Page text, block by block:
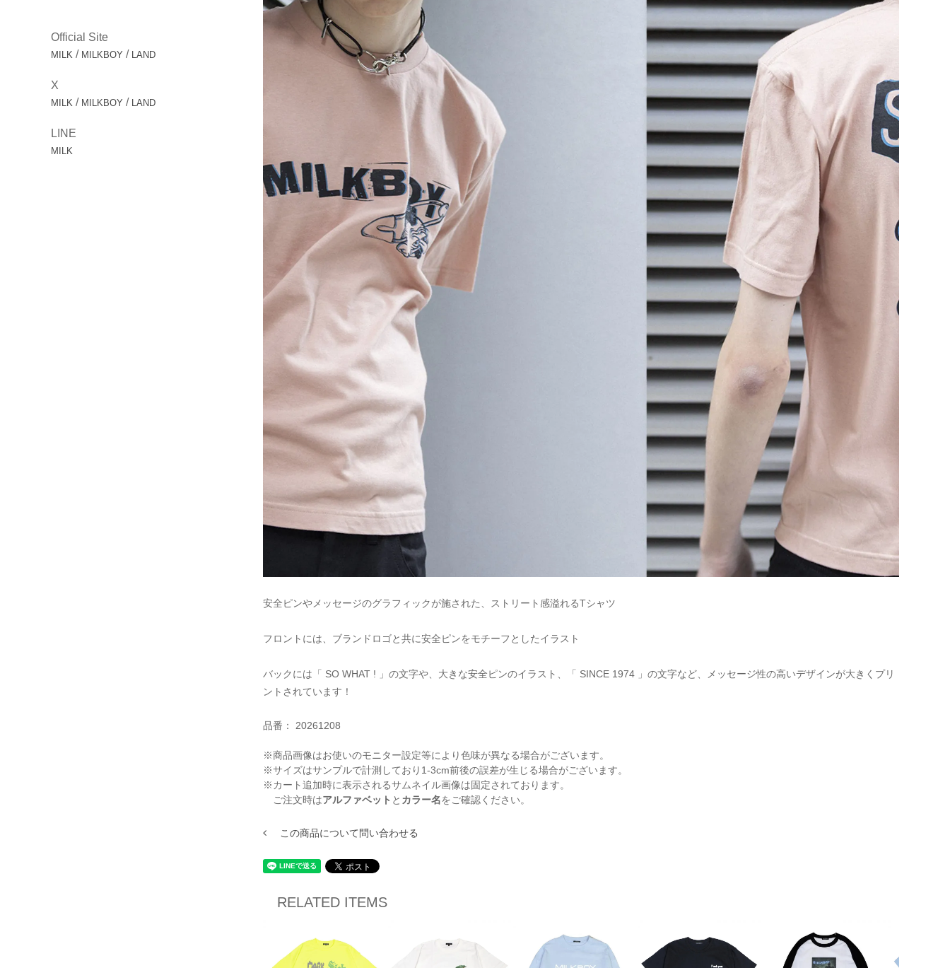
Official Site
MILK / MILKBOY / LAND
X
MILK / MILKBOY / LAND
LINE
MILK
安全ピンやメッセージのグラフィックが施された、ストリート感溢れるTシャツ
フロントには、ブランドロゴと共に安全ピンをモチーフとしたイラスト
バックには「 SO WHAT ! 」の文字や、大きな安全ピンのイラスト、「 SINCE 1974 」の文字など、メッセージ性の高いデザインが大きくプリ
ントされています！
品番： 20261208
※商品画像はお使いのモニター設定等により色味が異なる場合がございます。
※サイズはサンプルで計測しており1-3cm前後の誤差が生じる場合がございます。
※カート追加時に表示されるサムネイル画像は固定されております。
ご注文時はアルファベット と カラー名をご確認ください。
この商品について問い合わせる
RELATED ITEMS